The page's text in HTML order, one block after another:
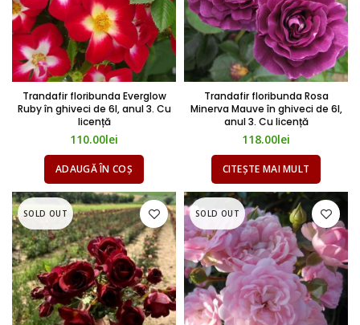
Trandafir floribunda Everglow
Ruby în ghiveci de 6l, anul 3. Cu
licență
110.00lei
ADAUGĂ ÎN COȘ
Trandafir floribunda Rosa
Minerva Mauve în ghiveci de 6l,
anul 3. Cu licență
118.00lei
CITEȘTE MAI MULT
SOLD OUT SOLD OUT